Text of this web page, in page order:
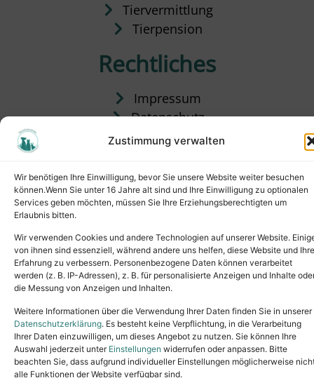
Zustimmung verwalten
Wir benötigen Ihre Einwilligung, bevor Sie unsere Website weiter besuchen
können.Wenn Sie unter 16 Jahre alt sind und Ihre Einwilligung zu optionalen
Services geben möchten, müssen Sie Ihre Erziehungsberechtigten um
Erlaubnis bitten.
Wir verwenden Cookies und andere Technologien auf unserer Website.
von ihnen sind essenziell, während andere uns helfen, diese Website und Ihre
Erfahrung zu verbessern. Personenbezogene Daten können verarbeitet
werden (z. B. IP-Adressen), z. B. für personalisierte Anzeigen und Inhalte
die Messung von Anzeigen und Inhalten.
Weitere Informationen über die Verwendung Ihrer Daten finden Sie in unserer
Datenschutzerklärung. Es besteht keine Verpflichtung, in die Verarbeitung
Ihrer Daten einzuwilligen, um dieses Angebot zu nutzen. Sie können Ihre
Auswahl jederzeit unter Einstellungen widerrufen oder anpassen. Bitte
beachten Sie, dass aufgrund individueller Einstellungen möglicherweise
alle Funktionen der Website verfügbar sind.
Tiervermittlung
Tierpension
Rechtliches
Impressum
Datenschutz
Satzung
Copyright © 2024. All rights reserved.
Tel.: (02631) 55356buero@tierheim-neuwied.de
Ludwigshof 1, 56567 Neuwied